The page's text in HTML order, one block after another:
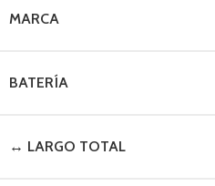
MARCA
BATERÍA
↔ LARGO TOTAL